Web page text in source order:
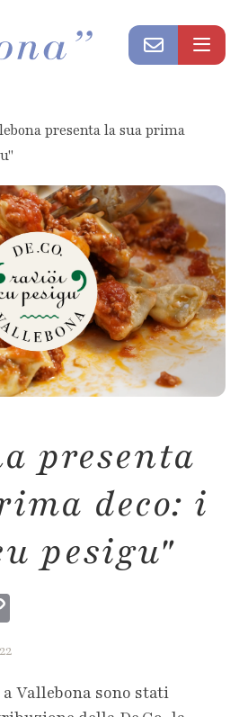
presenta la sua prima
presenta
deco: i
pesigu"
Vallebona sono stati